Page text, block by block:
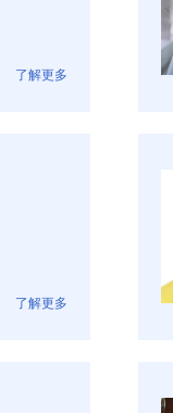
了解更多
了解更多